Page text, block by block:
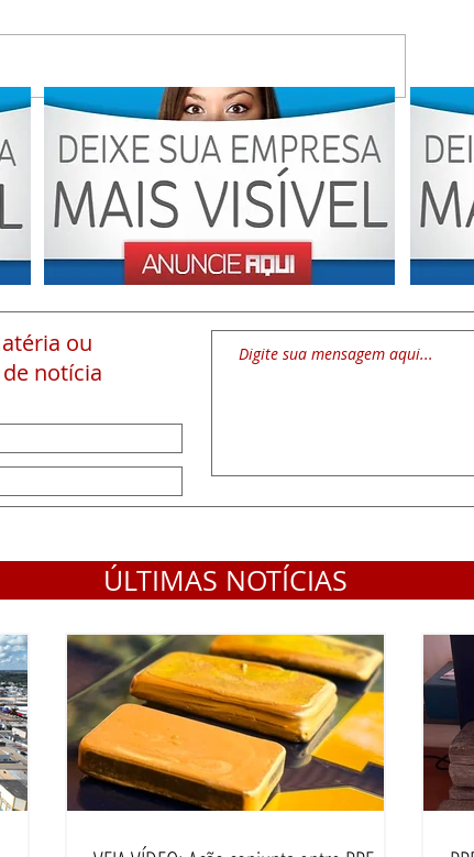
ou
notícia
ÚLTIMAS NOTÍCIAS